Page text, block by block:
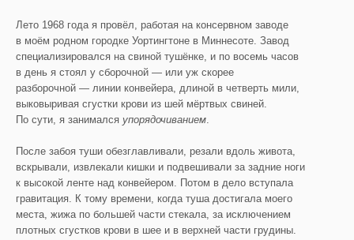
Лето 1968 года я провёл, работая на консервном заводе
в моём родном городке Уортингтоне в Миннесоте. Завод
специализировался на свиной тушёнке, и по восемь часов
в день я стоял у сборочной — или уж скорее
разборочной — линии конвейера, длиной в четверть мили,
выковыривая сгустки крови из шей мёртвых свиней.
По сути, я занимался упорядочиванием.
После забоя туши обезглавливали, резали вдоль живота,
вскрывали, извлекали кишки и подвешивали за задние ноги
к высокой ленте над конвейером. Потом в дело вступала
гравитация. К тому времени, когда туша достигала моего
места, жижа по большей части стекала, за исключением
плотных сгустков крови в шее и в верхней части грудины.